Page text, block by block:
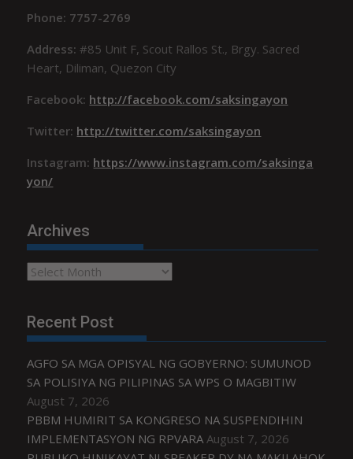
Phone: 7757-2769
Address:#85 Unit F, Scout Rallos St., Brgy. Sacred
Heart, Diliman, Quezon City
Facebook: http://facebook.com/saksingayon
Twitter: http://twitter.com/saksingayon
Instagram: https://www.instagram.com/saksinga
yon/
Archives
Archives
Recent Post
AGFO SA MGA OPISYAL NG GOBYERNO: SUMUNOD
SA POLISIYA NG PILIPINAS SA WPS O MAGBITIW
August 7, 2026
PBBM HUMIRIT SA KONGRESO NA SUSPENDIHIN
IMPLEMENTASYON NG RPVARA August 7, 2026